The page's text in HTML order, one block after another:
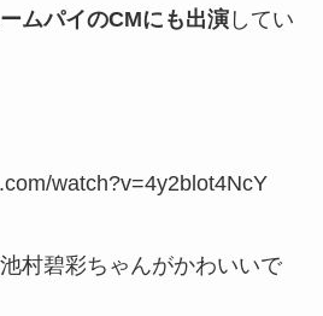
ムパイのCMにも出演してい
watch?v=4y2blot4NcY
村碧彩ちゃんがかわいいで